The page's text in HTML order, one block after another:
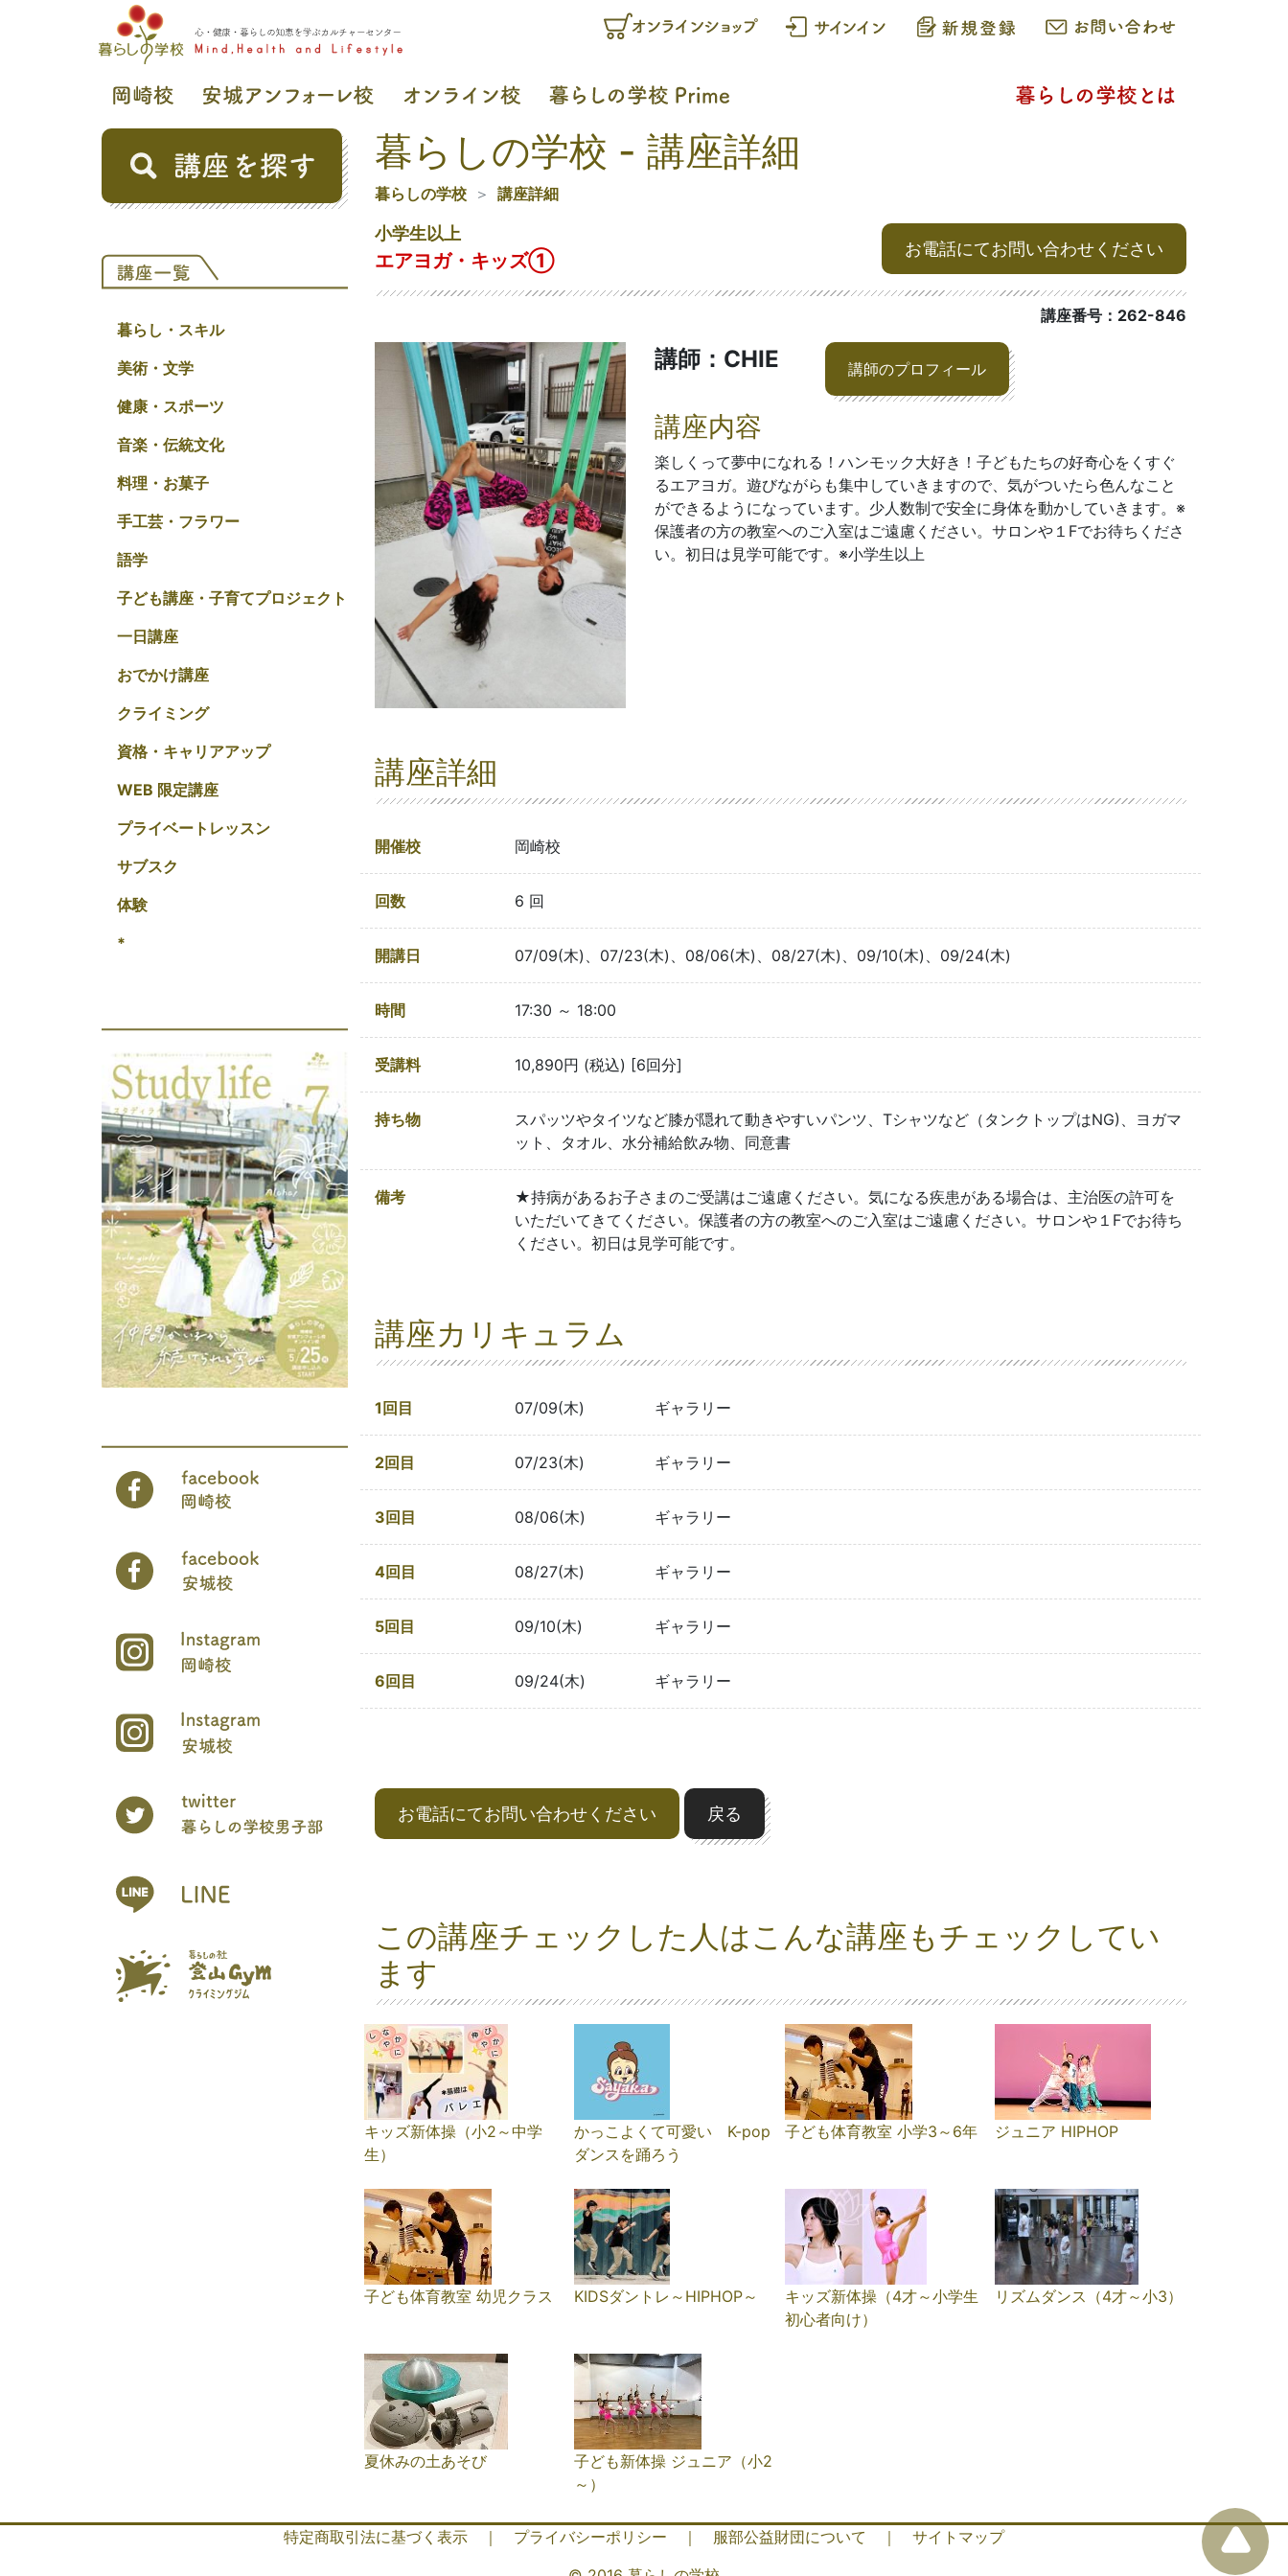
暮らし・スキル
美術・文学
健康・スポーツ
音楽・伝統文化
料理・お菓子
手工芸・フラワー
語学
子ども講座・子育てプロジェクト
一日講座
おでかけ講座
クライミング
資格・キャリアアップ
WEB 限定講座
プライベートレッスン
サブスク
体験
*
暮らしの学校 - 講座詳細
暮らしの学校 講座詳細
小学生以上
エアヨガ・キッズ①
お電話にてお問い合わせください
講座番号：262-846
講師：CHIE 講師のプロフィール
講座内容
楽しくって夢中になれる！ハンモック大好き！子どもたちの好奇心をくすぐ
るエアヨガ。遊びながらも集中していきますので、気がついたら色んなこと
ができるようになっています。少人数制で安全に身体を動かしていきます。※
保護者の方の教室へのご入室はご遠慮ください。サロンや１Fでお待ちくださ
い。初日は見学可能です。※小学生以上
講座詳細
開催校 岡崎校
回数 6 回
開講日 07/09(木)、07/23(木)、08/06(木)、08/27(木)、09/10(木)、09/24(木)
時間 17:30 ～ 18:00
受講料 10,890円 (税込) [6回分]
持ち物
スパッツやタイツなど膝が隠れて動きやすいパンツ、Tシャツなど（タンクトップはNG)、ヨガマ
ット、タオル、水分補給飲み物、同意書
備考
★持病があるお子さまのご受講はご遠慮ください。気になる疾患がある場合は、主治医の許可を
いただいてきてください。保護者の方の教室へのご入室はご遠慮ください。サロンや１Fでお待ち
ください。初日は見学可能です。
講座カリキュラム
1回目 07/09(木) ギャラリー
2回目 07/23(木) ギャラリー
3回目 08/06(木) ギャラリー
4回目 08/27(木) ギャラリー
5回目 09/10(木) ギャラリー
6回目 09/24(木) ギャラリー
お電話にてお問い合わせください 戻る
この講座チェックした人はこんな講座もチェックしてい
ます
キッズ新体操（小2～中学
生）
かっこよくて可愛い K-pop
ダンスを踊ろう
子ども体育教室 小学3～6年 ジュニア HIPHOP
子ども体育教室 幼児クラス KIDSダントレ～HIPHOP～
キッズ新体操（4才～小学生
初心者向け）
リズムダンス（4才～小3）
夏休みの土あそび
子ども新体操 ジュニア（小2
～）
特定商取引法に基づく表示 ｜ プライバシーポリシー ｜ 服部公益財団について ｜
サイトマップ